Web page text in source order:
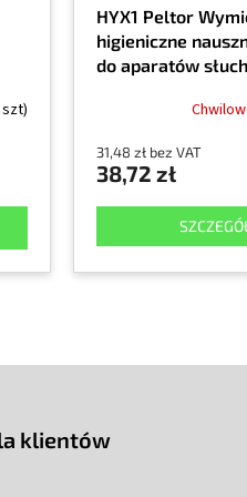
HYX1 Peltor
higieniczne
do aparatów
31,48 zł bez VAT
38,72 zł
klientów